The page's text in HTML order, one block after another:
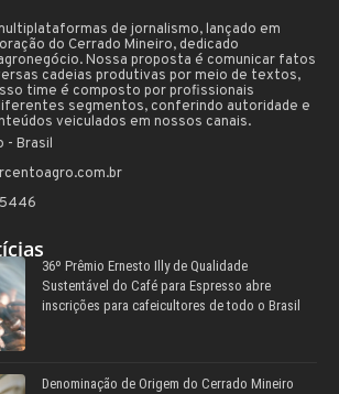
de jornalismo, lançado em
do Cerrado Mineiro, dedicado
Nossa proposta é comunicar fatos
cadeias produtivas por meio de textos,
time é composto por profissionais
segmentos, conferindo autoridade e
veiculados em nossos canais.
- Brasil
36º Prêmio Ernesto Illy de Qualidade
Sustentável do Café para Espresso abre
inscrições para cafeicultores de todo o Brasil
Denominação de Origem do Cerrado Mineiro